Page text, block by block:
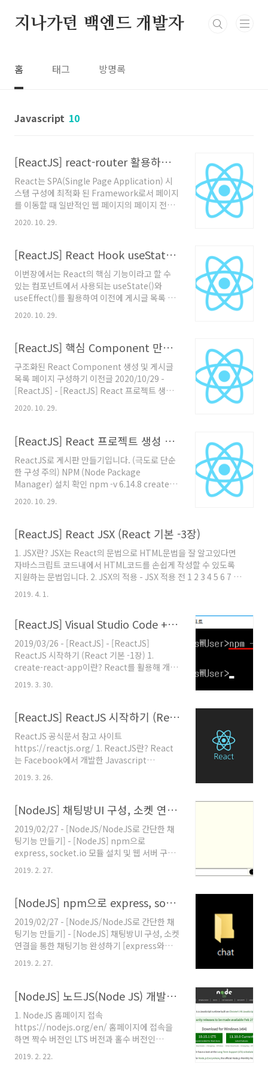
지나가던 백엔드 개발자
홈 태그 방명록
Javascript 10
[ReactJS] react-router 활용하여 게시글 상세 페이지 구성 및 마무리 (React로 아주 간단한 게시판 만들기 - 4)
React는 SPA(Single Page Application) 시
스템 구성에 최적화 된 Framework로서 페이지
를 이동할 때 일반적인 웹 페이지의 페이지 전환
과는 조금 다른 방식으로 구성을 해야됩니다. 혹
은 React의 가상 DOM이 최종 Mounting 되는
정 HTML에 매핑해주고 각 HTML 페이지마다
나 간단하게 react-router를 사용하여 URL에
따라 컴포넌트를 각 URL에 해당되는 페이지로
사용될 수 있도록 할 수 있습니다. 이전글
2020/10/29 - [ReactJS] - [ReactJS]
2020. 10. 29.
[ReactJS] React Hook useState(), useEffect() 사용하여 데이터 요청 및 관리 (React로 아주 간단한 게시판 만들기 - 3)
이번장에서는 React의 핵심 기능이라고 할 수
있는 컴포넌트에서 사용되는 useState()와
useEffect()를 활용하여 이전에 게시글 목록 구
성에 사용되었던 mock 데이터 구조를 변경하도
록 하겠습니다. 우선 해당 포스팅은 React에만
지 않을겁니다. 따라서 통상적으로 이루어지는
useEffect 과정에서의 ajax 요청 대신에 소스상
에 게시글 목록 데이터를 가지고 있는 전역변수
를 두고 해당 값을 사용하는 방향으로 작성됩니
다. 이전글 2020/10/29 - [ReactJS] -
[ReactJS] 핵심 Component 만들기 및 게시
Component..
2020. 10. 29.
[ReactJS] 핵심 Component 만들기 및 게시글 목록 페이지 구성 (React로 아주 간단한 게시판 만들기 - 2)
구조화된 React Component 생성 및 게시글
목록 페이지 구성하기 이전글 2020/10/29 -
[ReactJS] - [ReactJS] React 프로젝트 생성
및 실행 (ReactJS로 아주 간단한 게시판 만들기
- 1) [ReactJS] React 프로젝트 생성 및 실행
ReactJS로 게시판 만들기입니다. (극도로 단순
한 구성 주의) NPM (Node Package
Manager) 설치 확인 npm -v 6.14.8 create-
react-app 모듈 설치 sudo npm install -g
create-react-app create-react-app 을 활용
한.. antdev.tistory.com 먼저 사용할 컴포넌
2020. 10. 29.
[ReactJS] React 프로젝트 생성 및 실행 (React로 아주 간단한 게시판 만들기 - 1)
ReactJS로 게시판 만들기입니다. (극도로 단순
한 구성 주의) NPM (Node Package
Manager) 설치 확인 npm -v 6.14.8 create-
create-react-app create-react-app 을 활용
react-simple-blog create-react-app
react-simple-blog Creating a new React
app in
/Users/imchaehun/workspace/react/react-
simple-blog. Installing packages. This
might take a couple of minutes.
2020. 10. 29.
[ReactJS] React JSX (React 기본 -3장)
1. JSX란? JSX는 React의 문법으로 HTML문법을 잘 알고있다면
자바스크립트 코드내에서 HTML코드를 손쉽게 작성할 수 있도록
지원하는 문법입니다. 2. JSX의 적용 - JSX 적용 전 1 2 3 4 5 6 7 8
extends Component { render() { return
React.createElement('h1', null, 'Hello React')); } } export
default App; Colored by Color Scripter cs - JSX 적용 후 1 2
3 4 5 6 7 8 9 10 11 12 13 imp..
2019. 4. 1.
[ReactJS] Visual Studio Code + create-react-app으로 프로젝트 환경 구성 (React 기본 -2장)
2019/03/26 - [ReactJS] - [ReactJS]
ReactJS 시작하기 (React 기본 -1장) 1.
create-react-app이란? React를 활용해 개발
듈인 react, react-dom, react-scripts 이 세
webpack, babel과 같은 외부 모듈을 이용해
ECMAScript 기준으로 비교적 상위 버전의 문법
을 지원하지 않는 브라우저를 위해 상위 버전의
문법으로 작성된 자바스크립트 소스파일을 보다
낮은 버전의 문법으로의 변환 또는 트랜스파일링
(Transfiling)을 가능하게하는 로직들도 직접 구
2019. 3. 30.
[ReactJS] ReactJS 시작하기 (React 기본 -1장)
ReactJS 공식문서 참고 사이트
https://reactjs.org/ 1. ReactJS란? React
는 Facebook에서 개발한 Javascript
Framework입니다. 자세히는 일반적인 웹 어플
리케이션 설계 구조인 MVC모델에서 V (View)를
엔드 프레임워크) 입니다. 2. React의 주요 특징
1. 컴포넌트 (Component) 페이지에 보여줄 내
용들을 컴포넌트화 하여 효율적인 소스코드 관리
로 인한 유지보수 용이합니다. 2. 효율적인 컴포
넌트 갱신 어떤 특정한 데이터가 변하는 컴포넌
트가 존재한다면 그 해당 컴포넌트만 재갱신함으
2019. 3. 26.
[NodeJS] 채팅방UI 구성, 소켓 연결을 통한 채팅기능 완성하기 [express와 socket.io을 이용한 채팅기능 구현하기 - 2장]
2019/02/27 - [NodeJS/NodeJS로 간단한 채
팅기능 만들기] - [NodeJS] npm으로
express, socket.io 모듈 설치 및 웹 서버 구축,
소켓 연결하기 [express와 socket.io을 이용한
채팅기능 구현하기 - 1장] 이전 장에 이어 클라이
고 서버와 소켓간에 데이터를 주고받고 유저들끼
리 채팅을 주고받을수 있도록 구현해보도록 하겠
습니다. 1. chat.html파일에서 CSS스타일 작성
1 2 3 4 5 6 7 8 9 10 11 12 13 14 15 16 17 18
19 20 21 22 23 24 25 26 27 28 29 30 31 32
33 34 35 36 37 38 39 40 41 42 43 44 45 46
2019. 2. 27.
[NodeJS] npm으로 express, socket.io 모듈 설치 및 웹 서버 구축, 소켓 연결하기 [express와 socket.io을 이용한 채팅기능 구현하기 - 1장]
2019/02/27 - [NodeJS/NodeJS로 간단한 채
팅기능 만들기] - [NodeJS] 채팅방UI 구성, 소켓
연결을 통한 채팅기능 완성하기 [express와
socket.io을 이용한 채팅기능 구현하기 - 2장]
2019/02/22 - [NodeJS] - [NodeJS] 노드
음이신분들은 위에 개발환경 구축하기 링크를 통
해 참고하시면 됩니다. 자바스크립트를 비롯한
프론트엔드 개발에 가장 효과적인 Text Editor
이자 통합 개발 환경인 Visual Studio Code를
사용해서 Node.Js로 간단한 채팅 기능을 아래의
캡처화면과 동일하게 구현해보도록 하겠습니다.
2019. 2. 27.
[NodeJS] 노드JS(Node JS) 개발환경 구축하기
1. NodeJS 홈페이지 접속
https://nodejs.org/en/ 홈페이지에 접속을
하면 짝수 버전인 LTS 버전과 홀수 버전인
보안성에 초점을 두고 릴리즈하는 버전임으로 서
2019. 2. 22.